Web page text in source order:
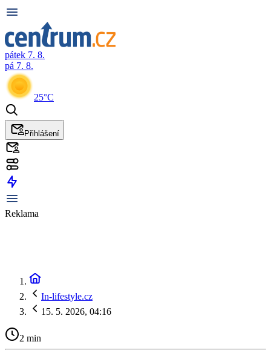
pátek 7. 8.
pá 7. 8.
25°C
Přihlášení
Reklama
In-lifestyle.cz
15. 5. 2026, 04:16
2 min